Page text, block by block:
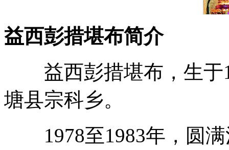
益西彭措堪布简介
益西彭措堪布，生于
塘县宗科乡。
1978至1983年，圆满